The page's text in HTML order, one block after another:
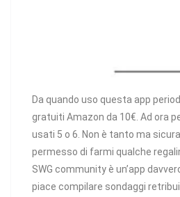
Da quando uso questa app
gratuiti Amazon da 10€. Ad ora
usati 5 o 6. Non è tanto ma
permesso di farmi qualche
SWG community è un’app
piace compilare sondaggi